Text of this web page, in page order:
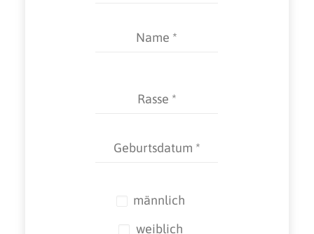
männlich
weiblich